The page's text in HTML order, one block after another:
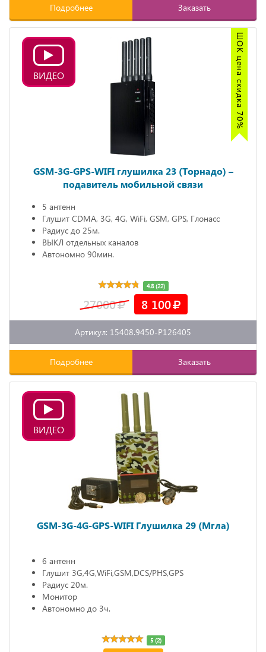
Подробнее Заказать
ШОК цена скидка 70%
ВИДЕО
GSM-3G-GPS-WIFI глушилка 23 (Торнадо) –
подавитель мобильной связи
5 антенн
Глушит CDMA, 3G, 4G, WiFi, GSM, GPS, Глонасс
Радиус до 25м.
ВЫКЛ отдельных каналов
Автономно 90мин.
4.8 (22)
27000 8 100
Артикул: 15408.9450-P126405
Подробнее Заказать
ВИДЕО
GSM-3G-4G-GPS-WIFI Глушилка 29 (Мгла)
6 антенн
Глушит 3G,4G,WiFi,GSM,DCS/PHS,GPS
Радиус 20м.
Монитор
Автономно до 3ч.
5 (2)